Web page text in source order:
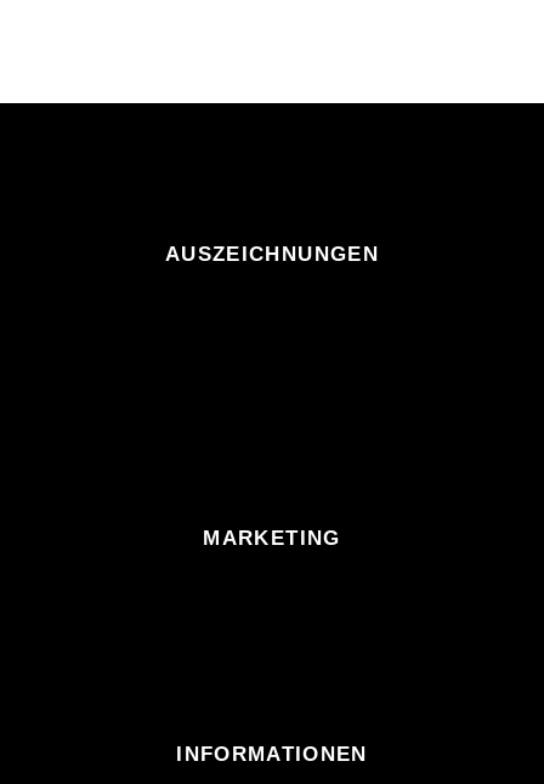
AUSZEICHNUNGEN
MARKETING
INFORMATIONEN